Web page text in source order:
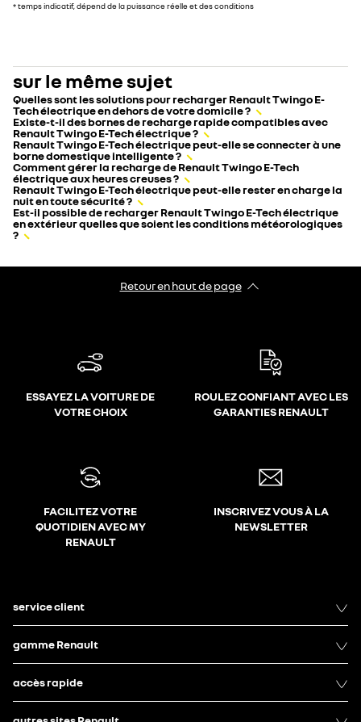
* temps indicatif, dépend de la puissance réelle et des conditions
sur le même sujet
Quelles sont les solutions pour recharger Renault Twingo E-
Tech électrique en dehors de votre domicile ?
Existe-t-il des bornes de recharge rapide compatibles avec
Renault Twingo E-Tech électrique ?
Renault Twingo E-Tech électrique peut-elle se connecter à une
borne domestique intelligente ?
Comment gérer la recharge de Renault Twingo E-Tech
électrique aux heures creuses ?
Renault Twingo E-Tech électrique peut-elle rester en charge la
nuit en toute sécurité ?
Est-il possible de recharger Renault Twingo E-Tech électrique
en extérieur quelles que soient les conditions météorologiques
?
Retour en haut de page
ESSAYEZ LA VOITURE DE
VOTRE CHOIX
ROULEZ CONFIANT AVEC LES
GARANTIES RENAULT
FACILITEZ VOTRE
QUOTIDIEN AVEC MY
RENAULT
INSCRIVEZ VOUS À LA
NEWSLETTER
service client
gamme Renault
accès rapide